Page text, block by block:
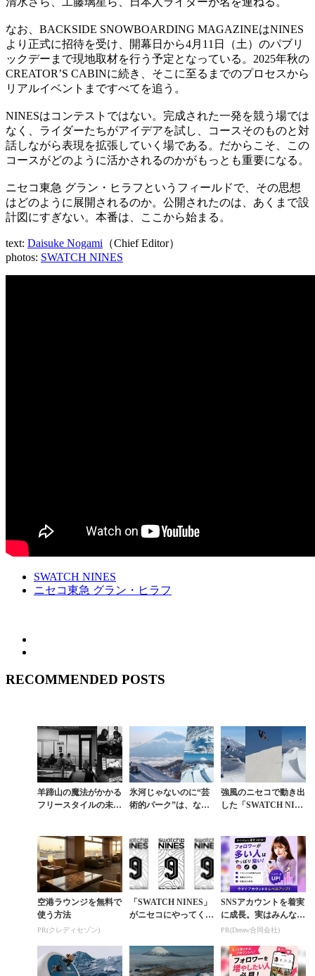
なお、BACKSIDE SNOWBOARDING MAGAZINEはNINES
より正式に招待を受け、開幕日から4月11日（土）のパブリ
ックデーまで現地取材を行う予定となっている。2025年秋の
CREATOR’S CABINに続き、そこに至るまでのプロセスから
リアルイベントまですべてを追う。
NINESはコンテストではない。完成された一発を競う場では
なく、ライダーたちがアイデアを試し、コースそのものと対
話しながら表現を拡張していく場である。だからこそ、この
コースがどのように活かされるのかがもっとも重要になる。
ニセコ東急 グラン・ヒラフというフィールドで、その思想
はどのように展開されるのか。公開されたのは、あくまで設
計図にすぎない。本番は、ここから始まる。
text: Daisuke Nogami （Chief Editor）
photos: SWATCH NINES
SWATCH NINES
ニセコ東急 グラン・ヒラフ
RECOMMENDED POSTS
羊蹄山の魔法がかかる
フリースタイルの未
す変革の全貌
氷河じゃないのに“芸
術的パーク”は、なぜ
えたニセコの総...
強風のニセコで動き出
した「SWATCH NIN
空港ラウンジを無料で
使う方法
PR(クレディセゾン)
「SWATCH NINES」
がニセコにやってく
ト”がニセコ東急グ
ラ...
SNSアカウントを着実
に成長。実はみんなコ
コ使ってます。
PR(Dreaw合同会社)